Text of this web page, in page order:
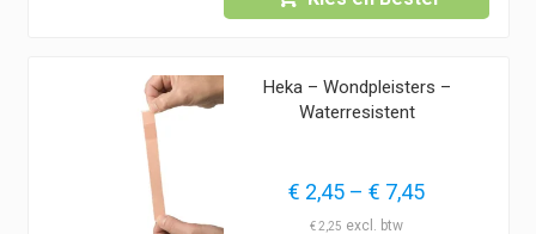
€ 114,95
Heka – Wondpleisters –
Waterresistent
€ 2,45 – € 7,45Prijsklasse:
€2,25